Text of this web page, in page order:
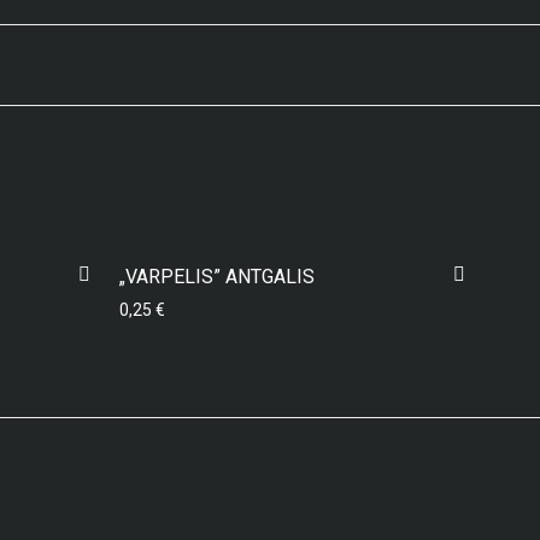
„VARPELIS” ANTGALIS
0,25 €